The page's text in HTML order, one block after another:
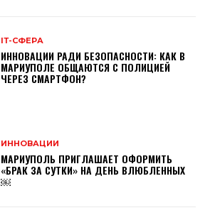
ІТ-СФЕРА
ИННОВАЦИИ РАДИ БЕЗОПАСНОСТИ: КАК В
МАРИУПОЛЕ ОБЩАЮТСЯ С ПОЛИЦИЕЙ
ЧЕРЕЗ СМАРТФОН?
ИННОВАЦИИ
МАРИУПОЛЬ ПРИГЛАШАЕТ ОФОРМИТЬ
«БРАК ЗА СУТКИ» НА ДЕНЬ ВЛЮБЛЕННЫХ
￼